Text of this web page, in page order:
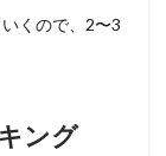
くので、2〜3
ング